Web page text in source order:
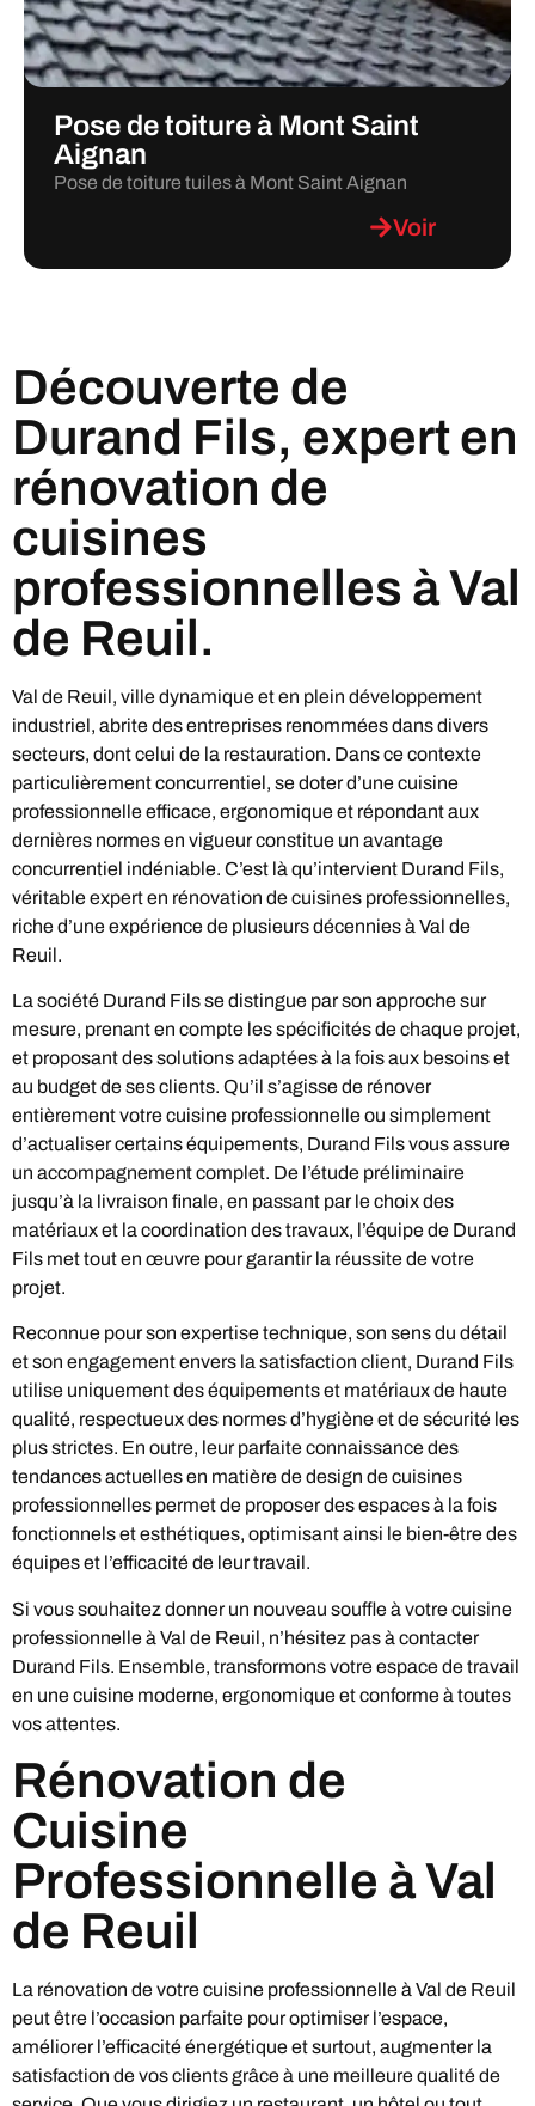
Pose de toiture à Mont Saint
Aignan
Pose de toiture tuiles à Mont Saint Aignan
Voir
Découverte de
Durand Fils, expert en
rénovation de
cuisines
professionnelles à Val
de Reuil.
Val de Reuil, ville dynamique et en plein développement
industriel, abrite des entreprises renommées dans divers
secteurs, dont celui de la restauration. Dans ce contexte
particulièrement concurrentiel, se doter d’une cuisine
professionnelle efficace, ergonomique et répondant aux
dernières normes en vigueur constitue un avantage
concurrentiel indéniable. C’est là qu’intervient Durand Fils,
véritable expert en rénovation de cuisines professionnelles,
riche d’une expérience de plusieurs décennies à Val de
Reuil.
La société Durand Fils se distingue par son approche sur
mesure, prenant en compte les spécificités de chaque projet,
et proposant des solutions adaptées à la fois aux besoins et
au budget de ses clients. Qu’il s’agisse de rénover
entièrement votre cuisine professionnelle ou simplement
d’actualiser certains équipements, Durand Fils vous assure
un accompagnement complet. De l’étude préliminaire
jusqu’à la livraison finale, en passant par le choix des
matériaux et la coordination des travaux, l’équipe de Durand
Fils met tout en œuvre pour garantir la réussite de votre
projet.
Reconnue pour son expertise technique, son sens du détail
et son engagement envers la satisfaction client, Durand Fils
utilise uniquement des équipements et matériaux de haute
qualité, respectueux des normes d’hygiène et de sécurité les
plus strictes. En outre, leur parfaite connaissance des
tendances actuelles en matière de design de cuisines
professionnelles permet de proposer des espaces à la fois
fonctionnels et esthétiques, optimisant ainsi le bien-être des
équipes et l’efficacité de leur travail.
Si vous souhaitez donner un nouveau souffle à votre cuisine
professionnelle à Val de Reuil, n’hésitez pas à contacter
Durand Fils. Ensemble, transformons votre espace de travail
en une cuisine moderne, ergonomique et conforme à toutes
vos attentes.
Rénovation de
Cuisine
Professionnelle à Val
de Reuil
La rénovation de votre cuisine professionnelle à Val de Reuil
peut être l’occasion parfaite pour optimiser l’espace,
améliorer l’efficacité énergétique et surtout, augmenter la
satisfaction de vos clients grâce à une meilleure qualité de